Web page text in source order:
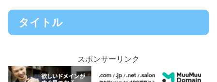
タイトル
スポンサーリンク